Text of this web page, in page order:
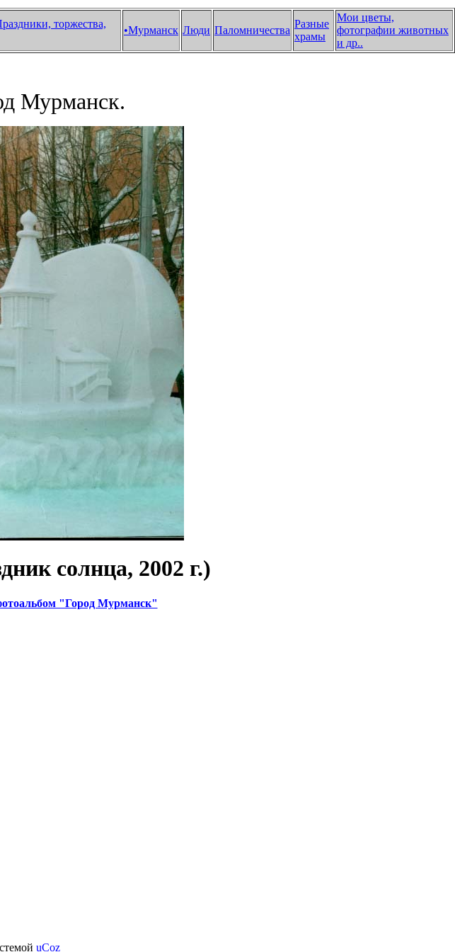
торжества,
•Мурманск Люди Паломничества
Разные
храмы
Мои цветы,
фотографии животных
и др..
Мурманск.
солнца, 2002 г.)
"Город Мурманск"
uCoz